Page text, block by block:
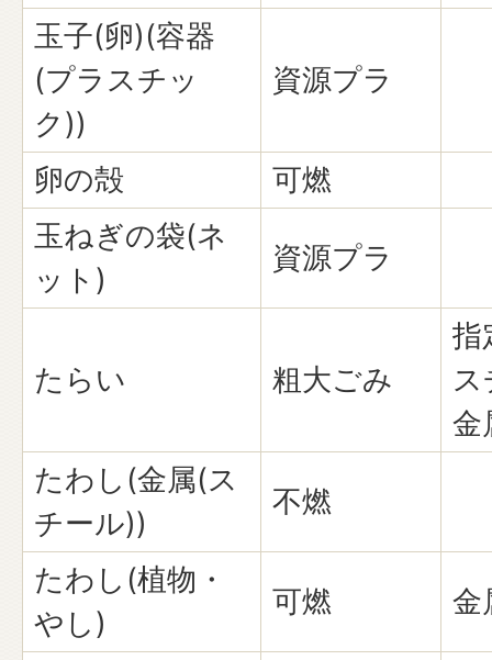
玉子(卵)(容器
(プラスチッ
ク))
資源プラ
卵の殻
可燃
玉ねぎの袋(ネ
ット)
資源プラ
たらい 粗大ごみ
指
ス
金
たわし(金属(ス
チール))
不燃
たわし(植物・
やし)
可燃 金